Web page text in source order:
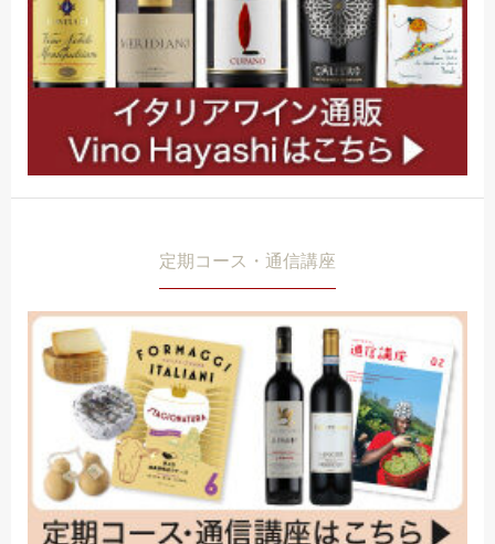
定期コース・通信講座